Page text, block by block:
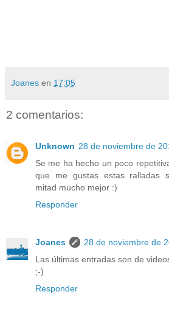
Joanes en 17:05
2 comentarios:
Unknown 28 de noviembre de
Se me ha hecho un poco
que me gustas estas ralladas
mitad mucho mejor :)
Responder
Joanes
28 de noviembre de
Las últimas entradas son de
;-)
Responder